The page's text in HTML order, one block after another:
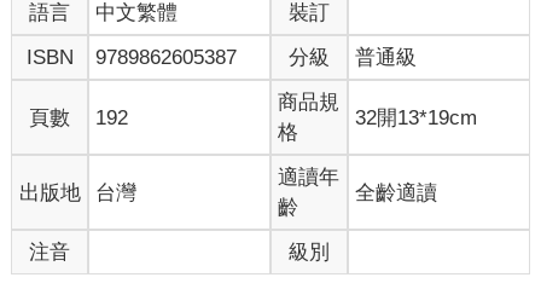
語言 中文繁體
裝訂
ISBN
9789862605387 分級 普通級
頁數 192
商品規
格
32開13*19cm
出版地 台灣
適讀年
齡
全齡適讀
注音 級別